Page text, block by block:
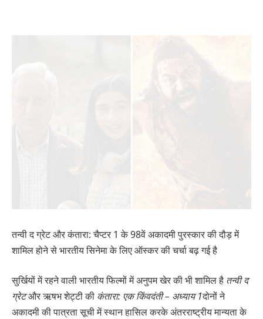
तन्वी द ग्रेट और कंतारा: चैप्टर 1 के 98वें अकादमी पुरस्कार की दौड़ में
शामिल होने से भारतीय सिनेमा के लिए ऑस्कर की चर्चा बढ़ गई है
सुर्खियों में रहने वाली भारतीय फिल्मों में अनुपम खेर की भी शामिल है तन्वी द
ग्रेटऔर ऋषभ शेट्टी की कंतारा: एक किंवदंती – अध्याय 1दोनों ने
अकादमी की पात्रता सूची में स्थान हासिल करके अंतरराष्ट्रीय मान्यता के